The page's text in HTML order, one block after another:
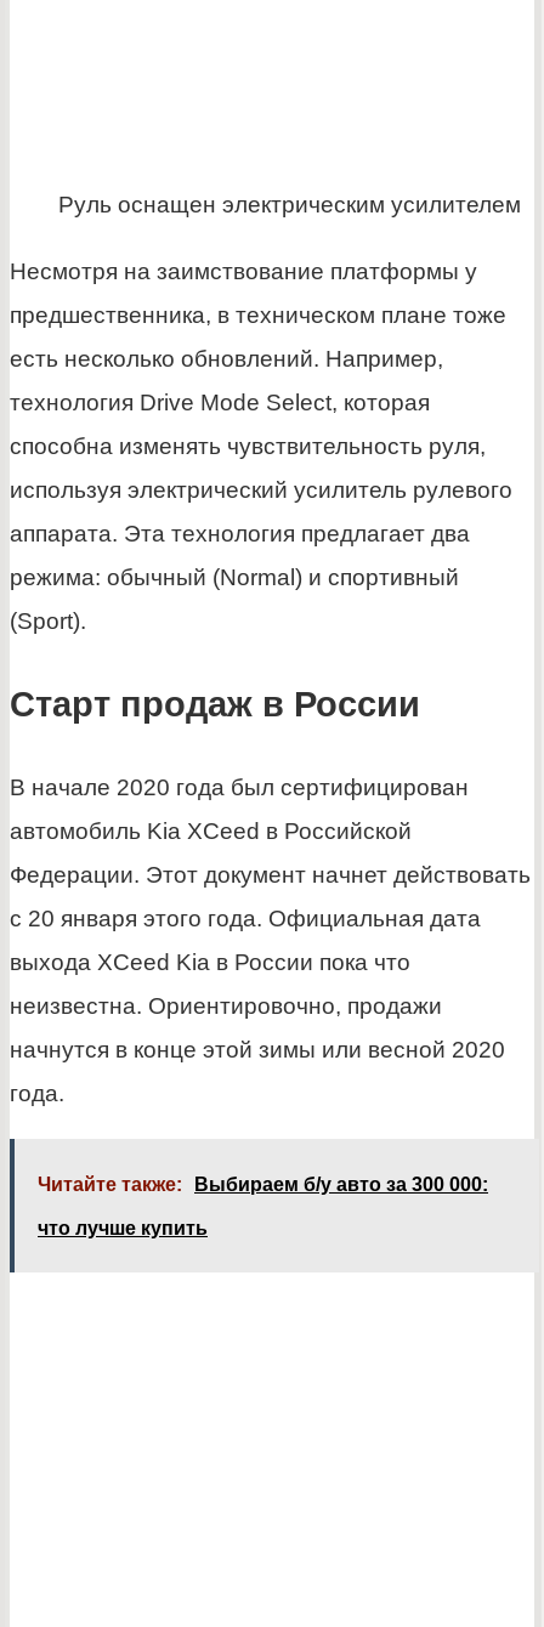
Руль оснащен электрическим усилителем
Несмотря на заимствование платформы у
предшественника, в техническом плане тоже
есть несколько обновлений. Например,
технология Drive Mode Select, которая
способна изменять чувствительность руля,
используя электрический усилитель рулевого
аппарата. Эта технология предлагает два
режима: обычный (Normal) и спортивный
(Sport).
Старт продаж в России
В начале 2020 года был сертифицирован
автомобиль Kia XCeed в Российской
Федерации. Этот документ начнет действовать
с 20 января этого года. Официальная дата
выхода XCeed Kia в России пока что
неизвестна. Ориентировочно, продажи
начнутся в конце этой зимы или весной 2020
года.
Читайте также: Выбираем б/у авто за 300 000:
что лучше купить